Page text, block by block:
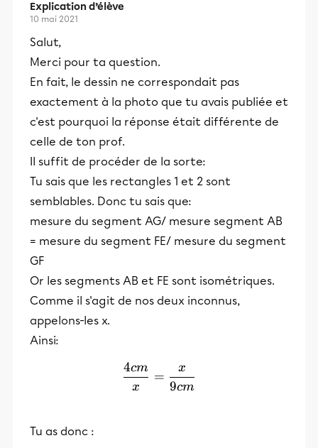
Explication d’élève
10 mai 2021
Salut,
Merci pour ta question.
En fait, le dessin ne correspondait pas
exactement à la photo que tu avais publiée et
c'est pourquoi la réponse était différente de
celle de ton prof.
Il suffit de procéder de la sorte:
Tu sais que les rectangles 1 et 2 sont
semblables. Donc tu sais que:
mesure du segment AG/ mesure segment AB
= mesure du segment FE/ mesure du segment
GF
Or les segments AB et FE sont isométriques.
Comme il s'agit de nos deux inconnus,
appelons-les x.
Ainsi:
x
4cm
=
9cm
x
Tu as donc :